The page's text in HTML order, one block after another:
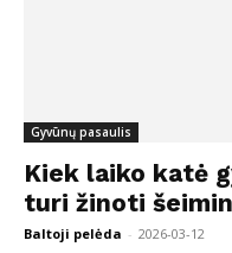
Gyvūnų pasaulis
Kiek laiko katė
turi žinoti
Baltoji pelėda - 2026-03-12